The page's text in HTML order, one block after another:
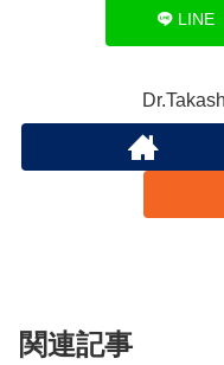
LINE
関連記事